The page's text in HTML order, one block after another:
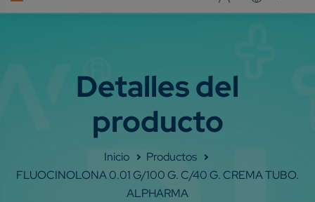
Shop
FLUOCINOLONA 0.01 G/100 G. C/40 G. CREMA TUBO.
ALPHARMA